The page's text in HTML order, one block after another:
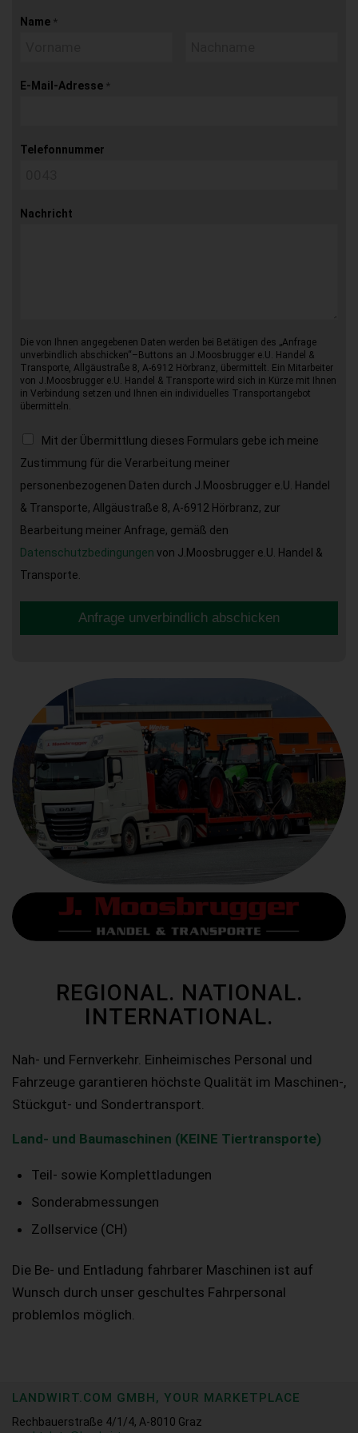
Name *
E-Mail-Adresse *
Telefonnummer
Nachricht
Die von Ihnen angegebenen Daten werden bei Betätigen des „Anfrage
unverbindlich abschicken“–Buttons an J.Moosbrugger e.U. Handel &
Transporte, Allgäustraße 8, A-6912 Hörbranz, übermittelt. Ein Mitarbeiter
von J.Moosbrugger e.U. Handel & Transporte wird sich in Kürze mit Ihnen
in Verbindung setzen und Ihnen ein individuelles Transportangebot
übermitteln.
Mit der Übermittlung dieses Formulars gebe ich meine
Zustimmung für die Verarbeitung meiner
personenbezogenen Daten durch J.Moosbrugger e.U. Handel
& Transporte, Allgäustraße 8, A-6912 Hörbranz, zur
Bearbeitung meiner Anfrage, gemäß den
Datenschutzbedingungen von J.Moosbrugger e.U. Handel &
Transporte.
Anfrage unverbindlich abschicken
REGIONAL. NATIONAL.
INTERNATIONAL.
Nah- und Fernverkehr. Einheimisches Personal und
Fahrzeuge garantieren höchste Qualität im Maschinen-,
Stückgut- und Sondertransport.
Land- und Baumaschinen (KEINE Tiertransporte)
Teil- sowie Komplettladungen
Sonderabmessungen
Zollservice (CH)
Die Be- und Entladung fahrbarer Maschinen ist auf
Wunsch durch unser geschultes Fahrpersonal
problemlos möglich.
LANDWIRT.COM GMBH, YOUR MARKETPLACE
Rechbauerstraße 4/1/4, A-8010 Graz